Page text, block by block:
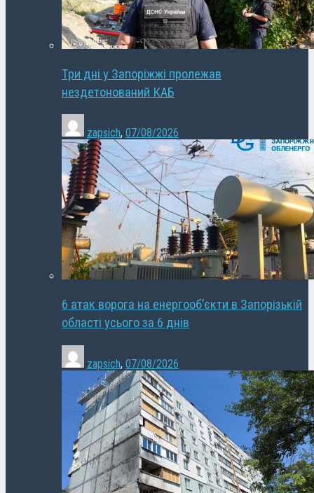
Три дні у Запоріжжі пролежав
нездетонований КАБ
zapsich, 07/08/2026
6 атак ворога на енергооб’єкти в Запорізькій
області усього за 6 днів
zapsich, 07/08/2026